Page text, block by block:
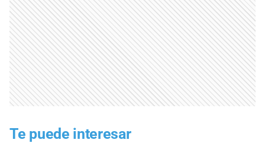
Te puede interesar